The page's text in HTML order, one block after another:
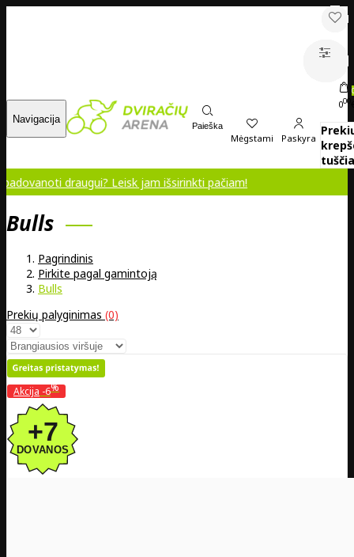
Navigacija
Paieška
Mėgstami Paskyra
000
draugui? Leisk jam išsirinkti pačiam!
Bulls
Pagrindinis
Pirkite pagal gamintoją
Bulls
Prekių palyginimas (0)
Akcija -6%